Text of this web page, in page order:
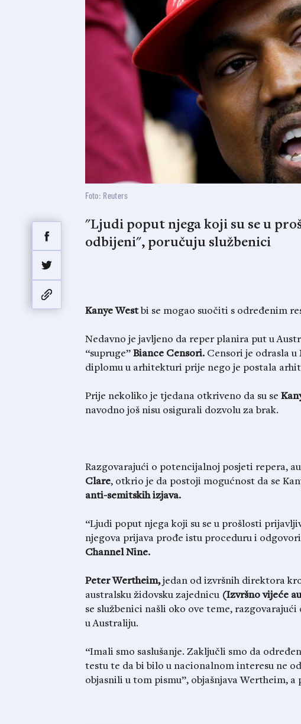
Foto: Reuters
"Ljudi poput njega koji su se u
odbijeni", poručuju službenici
Kanye Westbi se mogao suočiti s određenim
Nedavno je javljeno da reper planira put u
“supruge” Biance Censori.Censori je odrasla u
diplomu u arhitekturi prije nego je postala
Prije nekoliko je tjedana otkriveno da su se
navodno još nisu osigurali dozvolu za brak.
Razgovarajući o potencijalnoj posjeti repera,
Clare, otkrio je da postoji mogućnost da se
anti-semitskih izjava.
“Ljudi poput njega koji su se u prošlosti
njegova prijava prođe istu proceduru i
Channel Nine.
Peter Wertheim,jedan od izvršnih direktora
australsku židovsku zajednicu (Izvršno vijeće
se službenici našli oko ove teme,
u Australiju.
“Imali smo saslušanje. Zaključli smo da
testu te da bi bilo u nacionalnom interesu ne
objasnili u tom pismu”, objašnjava Wertheim, a